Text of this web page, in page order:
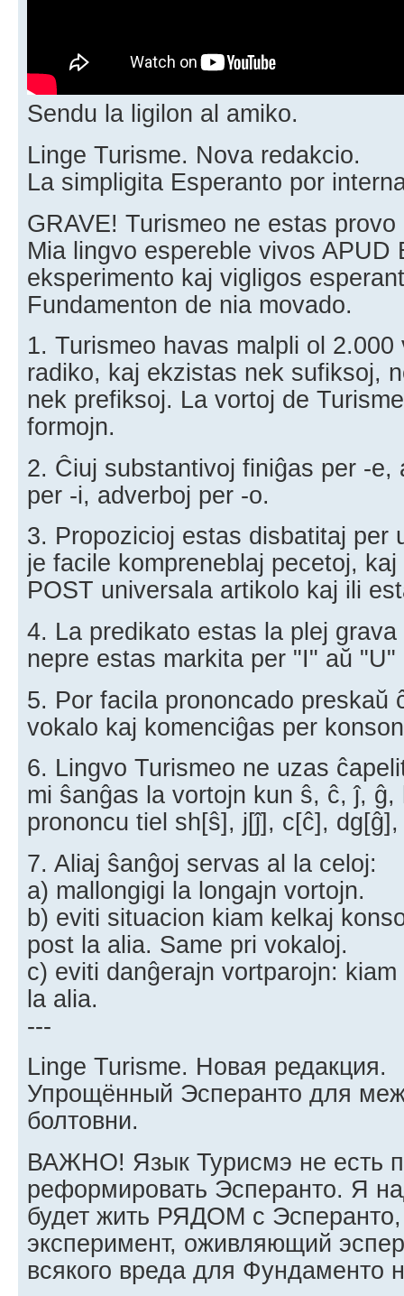
Sendu la ligilon al amiko.
Linge Turisme. Nova redakcio.
La simpligita Esperanto por
GRAVE! Turismeo ne estas
Mia lingvo espereble vivos APUD
eksperimento kaj vigligos
Fundamenton de nia movado.
1. Turismeo havas malpli ol
radiko, kaj ekzistas nek sufiksoj,
nek prefiksoj. La vortoj de
formojn.
2. Ĉiuj substantivoj finiĝas per -e,
per -i, adverboj per -o.
3. Propozicioj estas disbatitaj per
je facile kompreneblaj pecetoj,
POST universala artikolo kaj ili
4. La predikato estas la plej
nepre estas markita per "I" aŭ
5. Por facila prononcado preskaŭ
vokalo kaj komenciĝas per
6. Lingvo Turismeo ne uzas
mi ŝanĝas la vortojn kun ŝ, ĉ, ĵ, ĝ,
prononcu tiel sh[ŝ], j[ĵ], c[ĉ],
7. Aliaj ŝanĝoj servas al la celoj:
a) mallongigi la longajn vortojn.
b) eviti situacion kiam kelkaj
post la alia. Same pri vokaloj.
c) eviti danĝerajn vortparojn:
la alia.
---
Linge Turisme. Новая редакция.
Упрощённый Эсперанто для
болтовни.
ВАЖНО! Язык Турисмэ не есть
реформировать Эсперанто. Я
будет жить РЯДОМ с Эсперанто,
эксперимент, оживляющий
всякого вреда для Фундаменто